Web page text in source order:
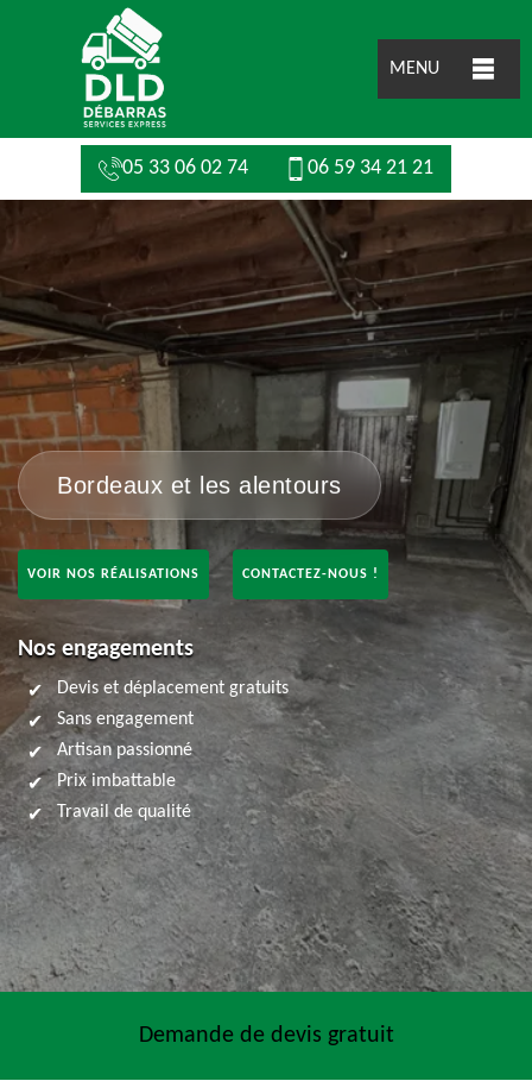
MENU
05 33 06 02 74 06 59 34 21 21
Bordeaux et les alentours
VOIR NOS RÉALISATIONS CONTACTEZ-NOUS !
Nos engagements
Devis et déplacement gratuits
Sans engagement
Artisan passionné
Prix imbattable
Travail de qualité
Demande de devis gratuit